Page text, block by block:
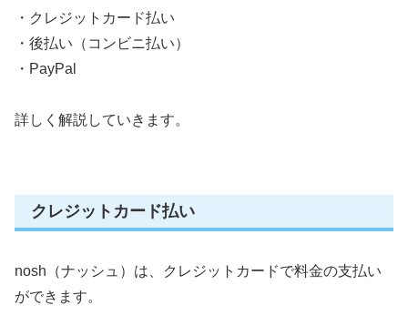
・クレジットカード払い
・後払い（コンビニ払い）
・PayPal
詳しく解説していきます。
クレジットカード払い
nosh（ナッシュ）は、クレジットカードで料金の支払い
ができます。